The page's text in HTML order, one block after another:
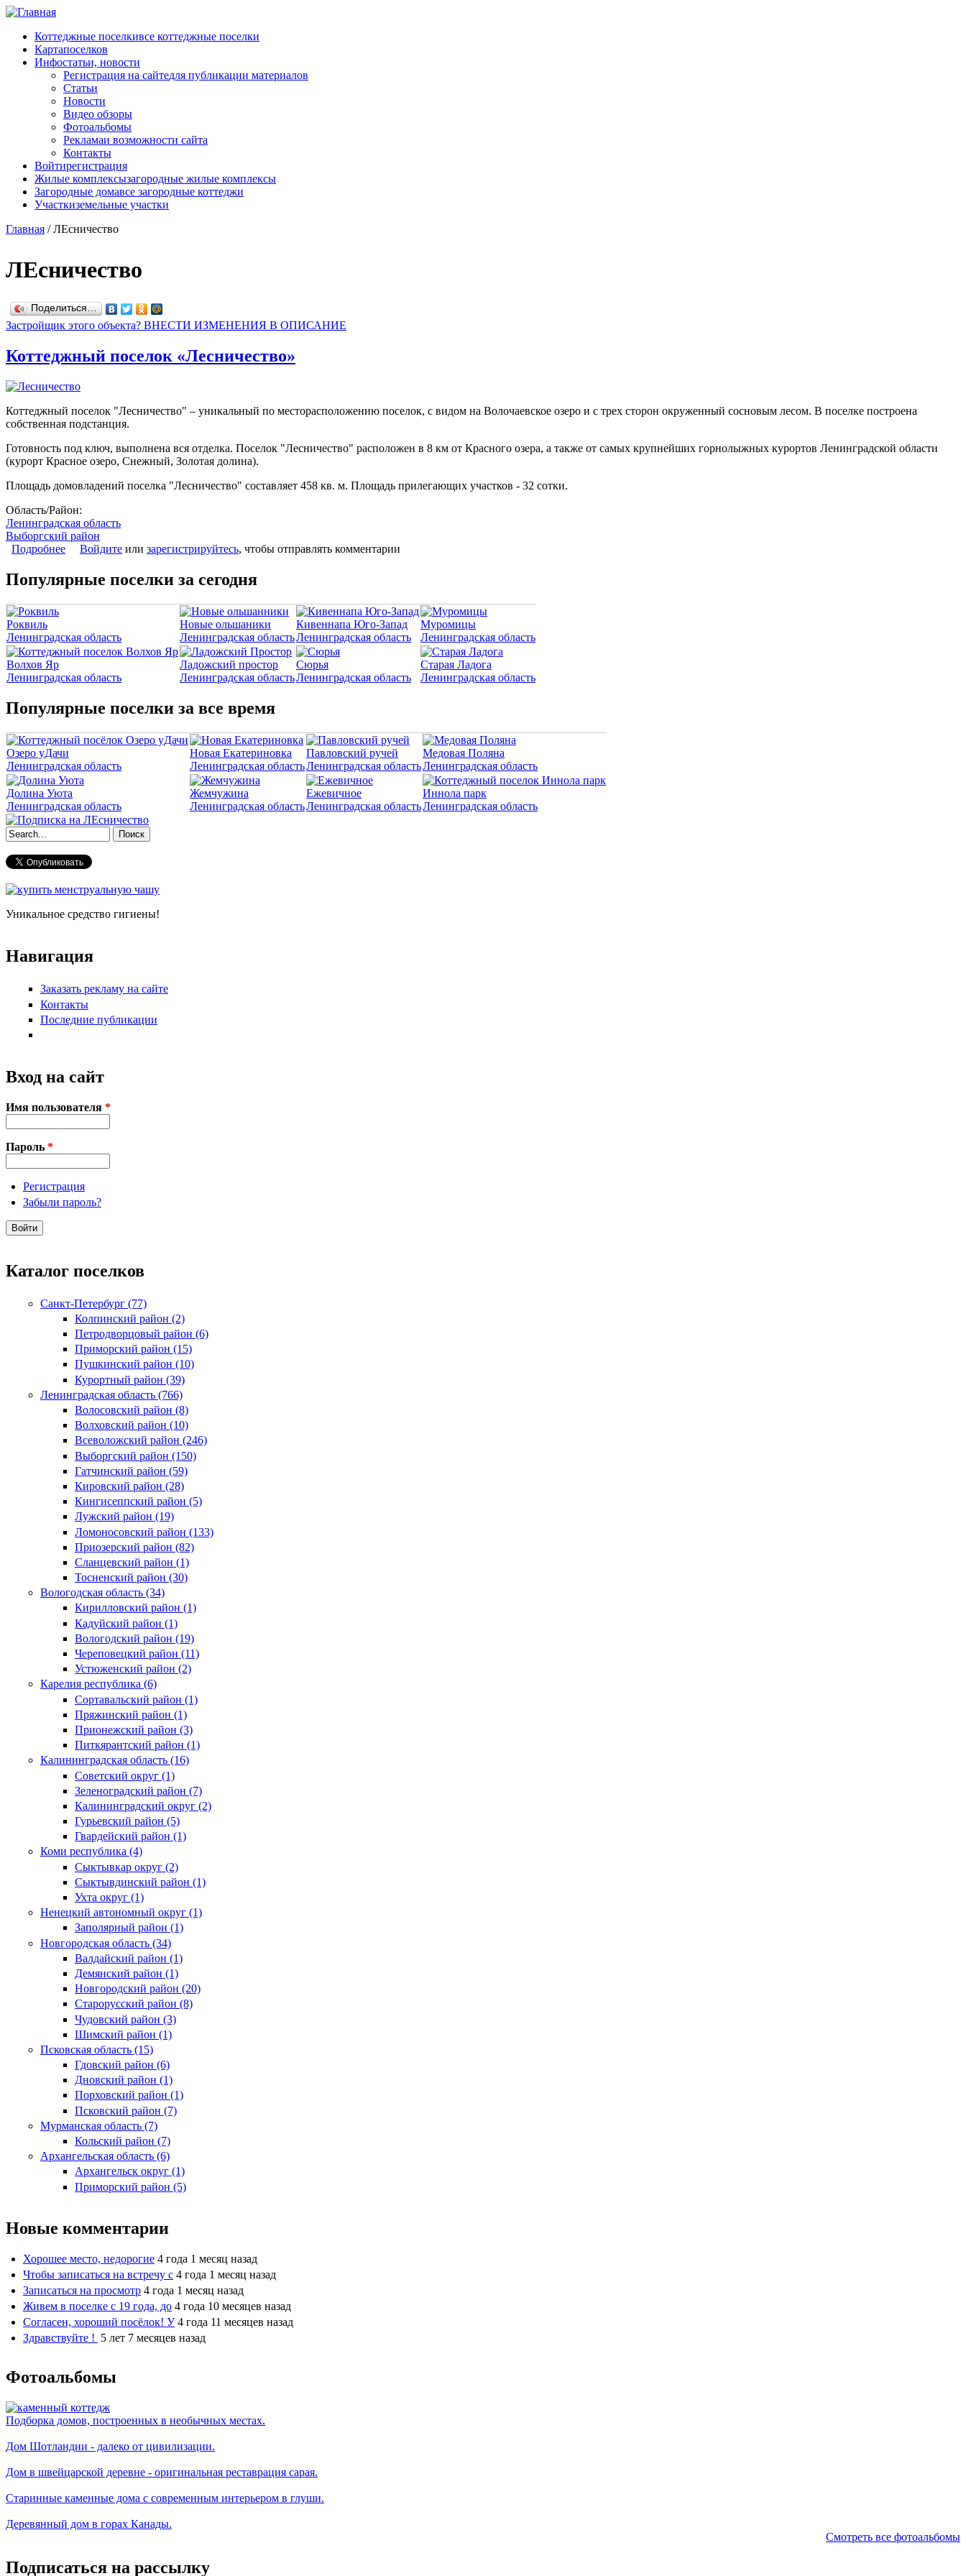
Перейти к основному содержанию
Коттеджные поселкивсе коттеджные поселки
Картапоселков
Инфостатьи, новости
Регистрация на сайтедля публикации материалов
Статьи
Новости
Видео обзоры
Фотоальбомы
Рекламаи возможности сайта
Контакты
Войтирегистрация
Жилые комплексызагородные жилые комплексы
Загородные домавсе загородные коттеджи
Участкиземельные участки
Главная /ЛЕсничество
ЛЕсничество
Поделиться…
Застройщик этого объекта? ВНЕСТИ ИЗМЕНЕНИЯ В ОПИСАНИЕ
Коттеджный поселок «Лесничество»
Коттеджный поселок "Лесничество" – уникальный по месторасположению поселок, с видом на Волочаевское озеро и с трех сторон окруженный сосновым лесом. В поселке построена
собственная подстанция.
Готовность под ключ, выполнена вся отделка. Поселок "Лесничество" расположен в 8 км от Красного озера, а также от самых крупнейших горнолыжных курортов Ленинградской области
(курорт Красное озеро, Снежный, Золотая долина).
Площадь домовладений поселка "Лесничество" составляет 458 кв. м. Площадь прилегающих участков - 32 сотки.
Область/Район:
Ленинградская область
Выборгский район
Подробнее о Коттеджный поселок «Лесничество»
Войдите или зарегистрируйтесь, чтобы отправлять комментарии
Популярные поселки за сегодня
Роквиль
Ленинградская область
Новые ольшаники
Ленинградская область
Кивеннапа Юго-Запад
Ленинградская область
Муромицы
Ленинградская область
Волхов Яр
Ленинградская область
Ладожский простор
Ленинградская область
Сюрья
Ленинградская область
Старая Ладога
Ленинградская область
Популярные поселки за все время
Озеро уДачи
Ленинградская область
Новая Екатериновка
Ленинградская область
Павловский ручей
Ленинградская область
Медовая Поляна
Ленинградская область
Долина Уюта
Ленинградская область
Жемчужина
Ленинградская область
Ежевичное
Ленинградская область
Иннола парк
Ленинградская область
Форма поиска
Уникальное средство гигиены!
Навигация
Заказать рекламу на сайте
Контакты
Последние публикации
Вход на сайт
Имя пользователя *
Пароль *
Регистрация
Забыли пароль?
Каталог поселков
Санкт-Петербург (77)
Колпинский район (2)
Петродворцовый район (6)
Приморский район (15)
Пушкинский район (10)
Курортный район (39)
Ленинградская область (766)
Волосовский район (8)
Волховский район (10)
Всеволожский район (246)
Выборгский район (150)
Гатчинский район (59)
Кировский район (28)
Кингисеппский район (5)
Лужский район (19)
Ломоносовский район (133)
Приозерский район (82)
Сланцевский район (1)
Тосненский район (30)
Вологодская область (34)
Кирилловский район (1)
Кадуйский район (1)
Вологодский район (19)
Череповецкий район (11)
Устюженский район (2)
Карелия республика (6)
Сортавальский район (1)
Пряжинский район (1)
Прионежский район (3)
Питкярантский район (1)
Калининградская область (16)
Советский округ (1)
Зеленоградский район (7)
Калининградский округ (2)
Гурьевский район (5)
Гвардейский район (1)
Коми республика (4)
Сыктывкар округ (2)
Сыктывдинский район (1)
Ухта округ (1)
Ненецкий автономный округ (1)
Заполярный район (1)
Новгородская область (34)
Валдайский район (1)
Демянский район (1)
Новгородский район (20)
Старорусский район (8)
Чудовский район (3)
Шимский район (1)
Псковская область (15)
Гдовский район (6)
Дновский район (1)
Порховский район (1)
Псковский район (7)
Мурманская область (7)
Кольский район (7)
Архангельская область (6)
Архангельск округ (1)
Приморский район (5)
Новые комментарии
Хорошее место, недорогие 4 года 1 месяц назад
Чтобы записаться на встречу с 4 года 1 месяц назад
Записаться на просмотр 4 года 1 месяц назад
Живем в поселке с 19 года, до 4 года 10 месяцев назад
Согласен, хороший посёлок! У 4 года 11 месяцев назад
Здравствуйте ! 5 лет 7 месяцев назад
Фотоальбомы
Подборка домов, построенных в необычных местах.
Дом Шотландии - далеко от цивилизации.
Дом в швейцарской деревне - оригинальная реставрация сарая.
Старинные каменные дома с современным интерьером в глуши.
Деревянный дом в горах Канады.
Смотреть все фотоальбомы
Подписаться на рассылку